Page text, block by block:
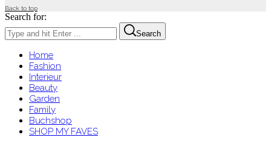
Back to top
Search for:
Search
Home
Fashion
Interieur
Beauty
Garden
Family
Buchshop
SHOP MY FAVES